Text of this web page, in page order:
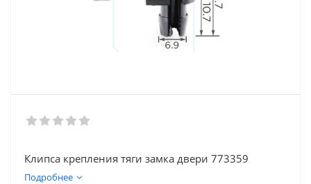
Клипса крепления тяги замка двери 773359
Подробнее